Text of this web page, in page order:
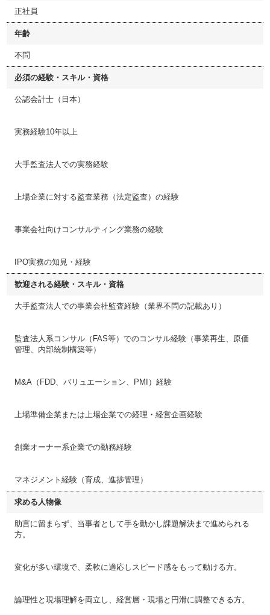
正社員
年齢
不問
必須の経験・スキル・資格
公認会計士（日本）
実務経験10年以上
大手監査法人での実務経験
上場企業に対する監査業務（法定監査）の経験
事業会社向けコンサルティング業務の経験
IPO実務の知見・経験
歓迎される経験・スキル・資格
大手監査法人での事業会社監査経験（業界不問の記載あり）
監査法人系コンサル（FAS等）でのコンサル経験（事業再生、原価
管理、内部統制構築等）
M&A（FDD、バリュエーション、PMI）経験
上場準備企業または上場企業での経理・経営企画経験
創業オーナー系企業での勤務経験
マネジメント経験（育成、進捗管理）
求める人物像
助言に留まらず、当事者として手を動かし課題解決まで進められる
方。
変化が多い環境で、柔軟に適応しスピード感をもって動ける方。
論理性と現場理解を両立し、経営層・現場と円滑に調整できる方。